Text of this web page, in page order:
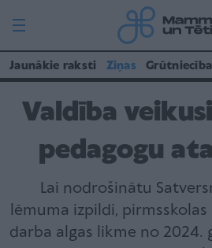
Jaunākie raksti Ziņas Grūtniecība
Valdība
pedagogu
Lai nodrošinātu
lēmuma izpildi,
darba algas likme no 2024.